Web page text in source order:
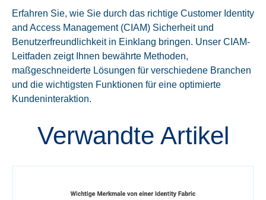
Erfahren Sie, wie Sie durch das richtige Customer Identity
and Access Management (CIAM) Sicherheit und
Benutzerfreundlichkeit in Einklang bringen. Unser CIAM-
Leitfaden zeigt Ihnen bewährte Methoden,
maßgeschneiderte Lösungen für verschiedene Branchen
und die wichtigsten Funktionen für eine optimierte
Kundeninteraktion.
Verwandte Artikel